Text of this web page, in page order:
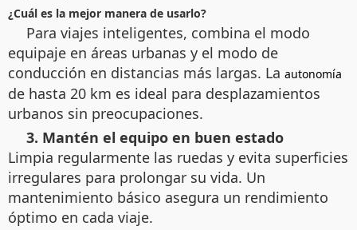
¿Cuál es la mejor manera de usarlo?
Para viajes inteligentes, combina el modo
equipaje en áreas urbanas y el modo de
conducción en distancias más largas. La autonomía
de hasta 20 km es ideal para desplazamientos
urbanos sin preocupaciones.
3. Mantén el equipo en buen estado
Limpia regularmente las ruedas y evita superficies
irregulares para prolongar su vida. Un
mantenimiento básico asegura un rendimiento
óptimo en cada viaje.